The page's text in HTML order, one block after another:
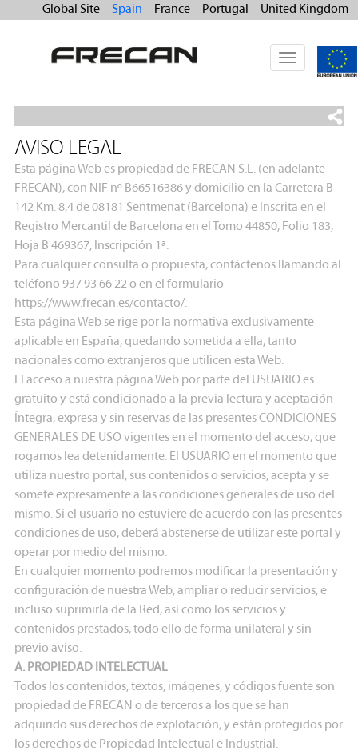
Global Site Spain France Portugal United Kingdom
Toggle
navigation
AVISO LEGAL
Esta página Web es propiedad de FRECAN S.L. (en adelante
FRECAN), con NIF nº B66516386 y domicilio en la Carretera B-
142 Km. 8,4 de 08181 Sentmenat (Barcelona) e Inscrita en el
Registro Mercantil de Barcelona en el Tomo 44850, Folio 183,
Hoja B 469367, Inscripción 1ª.
Para cualquier consulta o propuesta, contáctenos llamando al
teléfono 937 93 66 22 o en el formulario
https://www.frecan.es/contacto/.
Esta página Web se rige por la normativa exclusivamente
aplicable en España, quedando sometida a ella, tanto
nacionales como extranjeros que utilicen esta Web.
El acceso a nuestra página Web por parte del USUARIO es
gratuito y está condicionado a la previa lectura y aceptación
Íntegra, expresa y sin reservas de las presentes CONDICIONES
GENERALES DE USO vigentes en el momento del acceso, que
rogamos lea detenidamente. El USUARIO en el momento que
utiliza nuestro portal, sus contenidos o servicios, acepta y se
somete expresamente a las condiciones generales de uso del
mismo. Si el usuario no estuviere de acuerdo con las presentes
condiciones de uso, deberá abstenerse de utilizar este portal y
operar por medio del mismo.
En cualquier momento podremos modificar la presentación y
configuración de nuestra Web, ampliar o reducir servicios, e
incluso suprimirla de la Red, así como los servicios y
contenidos prestados, todo ello de forma unilateral y sin
previo aviso.
A. PROPIEDAD INTELECTUAL
Todos los contenidos, textos, imágenes, y códigos fuente son
propiedad de FRECAN o de terceros a los que se han
adquirido sus derechos de explotación, y están protegidos por
los derechos de Propiedad Intelectual e Industrial.